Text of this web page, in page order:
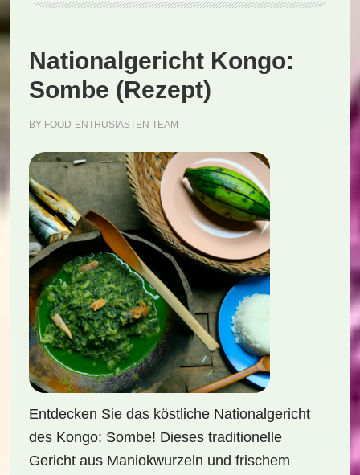
Nationalgericht Kongo:
Sombe (Rezept)
BY FOOD-ENTHUSIASTEN TEAM
Entdecken Sie das köstliche Nationalgericht
des Kongo: Sombe! Dieses traditionelle
Gericht aus Maniokwurzeln und frischem